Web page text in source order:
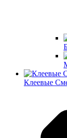
Клеевые